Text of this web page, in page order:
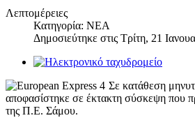
Λεπτομέρειες
Κατηγορία: ΝΕΑ
Δημοσιεύτηκε στις Τρίτη, 21
Σε κατάθεση
αποφασίστηκε σε έκτακτη σύσκεψη που
της Π.Ε. Σάμου.